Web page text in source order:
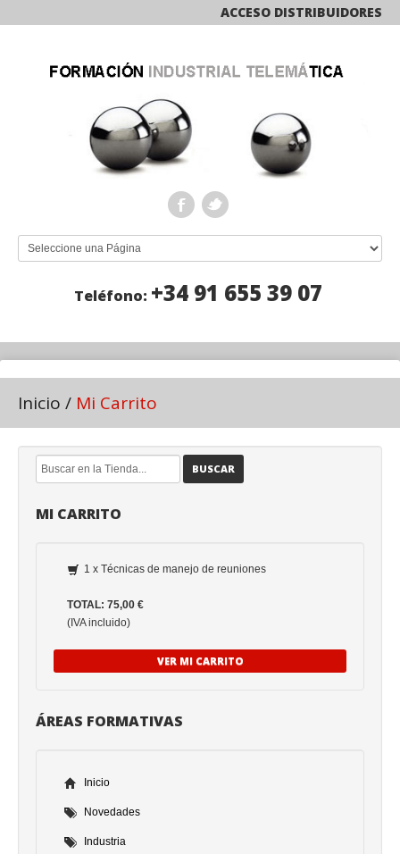
ACCESO DISTRIBUIDORES
Teléfono: +34 91 655 39 07
Inicio / Mi Carrito
BUSCAR
MI CARRITO
1 x Técnicas de manejo de reuniones
TOTAL: 75,00 €
(IVA incluido)
VER MI CARRITO
ÁREAS FORMATIVAS
Inicio
Novedades
Industria